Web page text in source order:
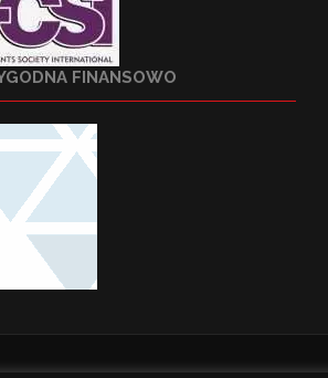
FINANSOWO